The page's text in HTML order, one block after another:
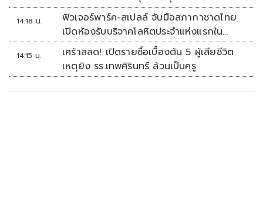
ทันที
14:18 น.
ฟิวเจอร์พาร์ค-สเปลล์ จับมือสภากาชาดไทย
เปิดห้องรับบริจาคโลหิตประจำแห่งแรกใน
ศูนย์การค้าปทุมธานี
14:15 น.
เศร้าสลด! เปิดรายชื่อเบื้องต้น 5 ผู้เสียชีวิต
เหตุยิง รร.เทพศิรินทร์ ล้วนเป็นครู